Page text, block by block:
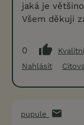
jaká je
Všem děkuji
0
Nahlásit
pupule